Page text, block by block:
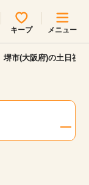
キープ メニュー
堺市(大阪府)の土日祝